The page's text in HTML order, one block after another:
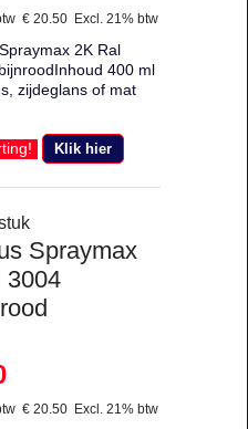
€ 20.50 Excl. 21% btw
2K Ral
400 ml
zijdeglans of mat
Klik hier
Spraymax
3004
€ 20.50 Excl. 21% btw